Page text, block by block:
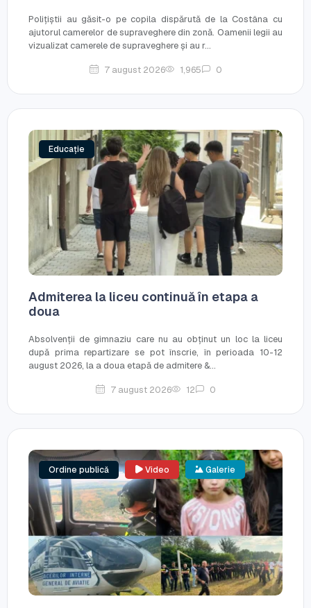
Polițiștii au găsit-o pe copila dispărută de la Costâna cu
ajutorul camerelor de supraveghere din zonă. Oamenii legii au
vizualizat camerele de supraveghere și au r...
7 august 2026 1,965 0
Educație
Admiterea la liceu continuă în etapa a
doua
Absolvenții de gimnaziu care nu au obținut un loc la liceu
după prima repartizare se pot înscrie, în perioada 10-12
august 2026, la a doua etapă de admitere &...
7 august 2026 12 0
Ordine publică Video Galerie